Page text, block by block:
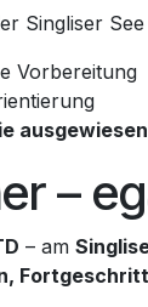
Singliser
Vorbereitung
–
– am